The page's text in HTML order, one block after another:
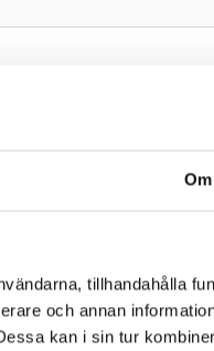
Om
tillhandahålla
och annan
kan i sin tur
köra i branta backar, djup